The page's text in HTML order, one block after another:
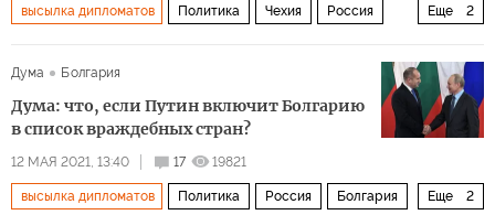
Еще 2
высылка дипломатов Политика Чехия Россия
Дума
Болгария
Дума: что, если Путин включит Болгарию
в список враждебных стран?
12 МАЯ 2021, 13:40 17 19821
Еще 2
высылка дипломатов Политика Россия Болгария